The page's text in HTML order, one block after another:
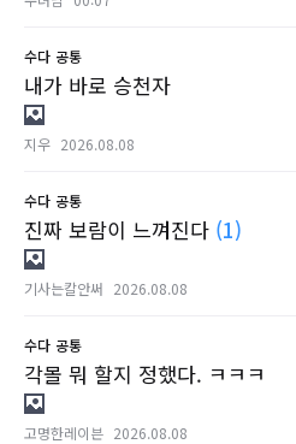
수다 공통
내가 바로 승천자
지우 2026.08.08
수다 공통
진짜 보람이 느껴진다 (1)
기사는칼안써 2026.08.08
수다 공통
각몰 뭐 할지 정했다. ㅋㅋㅋ
고명한레이븐 2026.08.08